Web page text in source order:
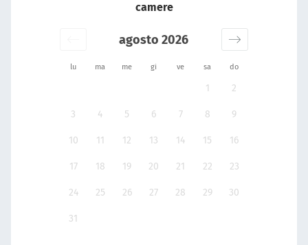
camere
lu ma me gi ve sa do
agosto 2026
1 2
3 4 5 6 7 8 9
10 11 12 13 14 15 16
17 18 19 20 21 22 23
24 25 26 27 28 29 30
31